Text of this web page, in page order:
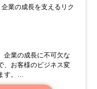
業の成長を支えるリク
企業の成長に不可欠な
、お客様のビジネス変
。
企業のリクルーターと